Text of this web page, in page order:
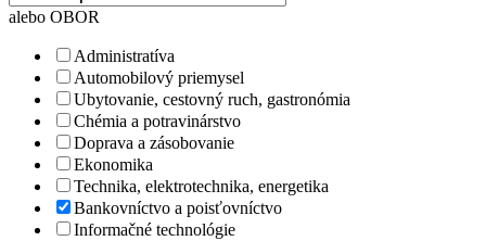
alebo OBOR
Administratíva
Automobilový priemysel
Ubytovanie, cestovný ruch, gastronómia
Chémia a potravinárstvo
Doprava a zásobovanie
Ekonomika
Technika, elektrotechnika, energetika
Bankovníctvo a poisťovníctvo
Informačné technológie